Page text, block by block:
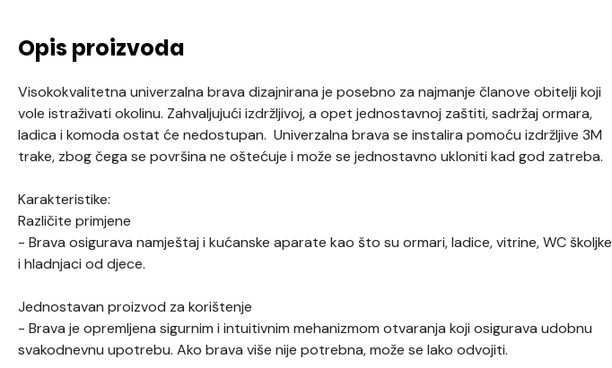
Opis proizvoda
Visokokvalitetna univerzalna brava dizajnirana je posebno za najmanje članove obitelji koji
vole istraživati okolinu. Zahvaljujući izdržljivoj, a opet jednostavnoj zaštiti, sadržaj ormara,
ladica i komoda ostat će nedostupan. Univerzalna brava se instalira pomoću izdržljive 3M
trake, zbog čega se površina ne oštećuje i može se jednostavno ukloniti kad god zatreba.
Karakteristike:
Različite primjene
- Brava osigurava namještaj i kućanske aparate kao što su ormari, ladice, vitrine, WC školjke
i hladnjaci od djece.
Jednostavan proizvod za korištenje
- Brava je opremljena sigurnim i intuitivnim mehanizmom otvaranja koji osigurava udobnu
svakodnevnu upotrebu. Ako brava više nije potrebna, može se lako odvojiti.